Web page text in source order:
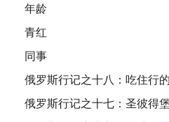
年龄
青红
同事
俄罗斯行记之十八：吃住行
俄罗斯行记之十七：圣彼得